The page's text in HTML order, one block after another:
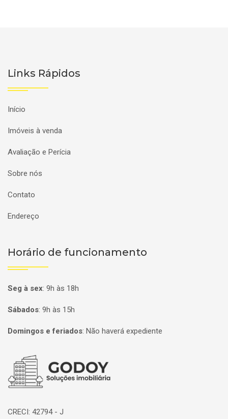
Links Rápidos
Início
Imóveis à venda
Avaliação e Perícia
Sobre nós
Contato
Endereço
Horário de funcionamento
Seg à sex: 9h às 18h
Sábados: 9h às 15h
Domingos e feriados: Não haverá expediente
Página inicial
CRECI: 42794 - J